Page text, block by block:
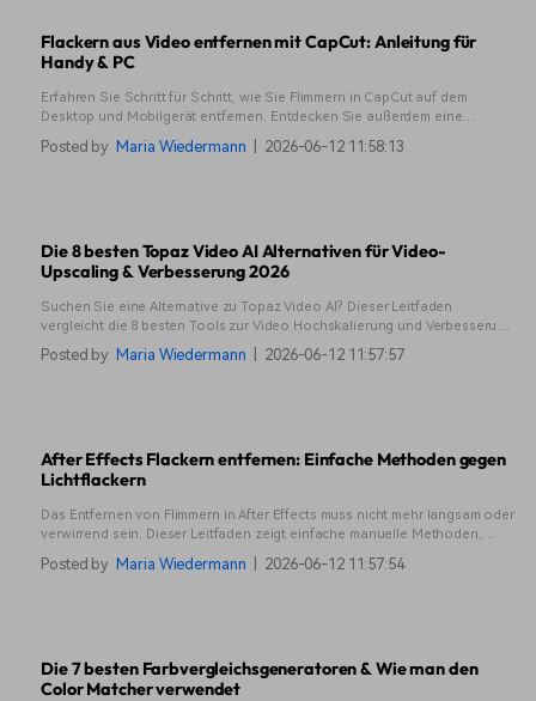
Flackern aus Video entfernen mit CapCut: Anleitung für
Handy & PC
Erfahren Sie Schritt für Schritt, wie Sie Flimmern in CapCut auf dem
Desktop und Mobilgerät entfernen. Entdecken Sie außerdem eine
leistungsstärkere Alternative, wenn die CapCut-Anti-Flimmer-Funktion
nicht ausreicht.
Posted by Maria Wiedermann 2026-06-12 11:58:13
Die 8 besten Topaz Video AI Alternativen für Video-
Upscaling & Verbesserung 2026
Suchen Sie eine Alternative zu Topaz Video AI? Dieser Leitfaden
vergleicht die 8 besten Tools zur Video Hochskalierung und Verbesserung.
Vergleichen Sie ihre Funktionen und finden Sie heraus, welches Ihren
Anforderungen entspricht.
Posted by Maria Wiedermann 2026-06-12 11:57:57
After Effects Flackern entfernen: Einfache Methoden gegen
Lichtflackern
Das Entfernen von Flimmern in After Effects muss nicht mehr langsam oder
verwirrend sein. Dieser Leitfaden zeigt einfache manuelle Methoden,
Plugin-Optionen und eine KI-Lösung, die Stunden an Arbeit spart.
Posted by Maria Wiedermann 2026-06-12 11:57:54
Die 7 besten Farbvergleichsgeneratoren & Wie man den
Color Matcher verwendet